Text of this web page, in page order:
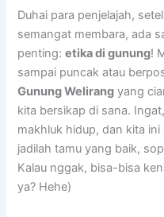
Duhai para penjelajah,
semangat membara, ada
penting:etika di gunung!
sampai puncak atau
Gunung Welirang yang
kita bersikap di sana.
makhluk hidup, dan kita
jadilah tamu yang baik,
Kalau nggak, bisa-bisa
ya? Hehe)